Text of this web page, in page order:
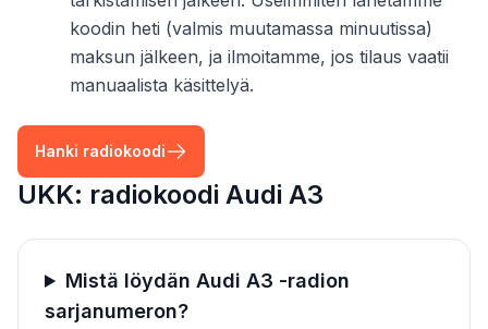
koodin heti (valmis muutamassa minuutissa)
maksun jälkeen, ja ilmoitamme, jos tilaus vaatii
manuaalista käsittelyä.
Hanki radiokoodi
UKK: radiokoodi Audi A3
Mistä löydän Audi A3 -radion
sarjanumeron?